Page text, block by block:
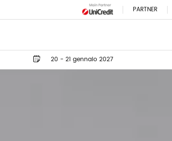
PARTNER
20 - 21 gennaio 2027